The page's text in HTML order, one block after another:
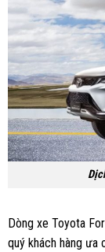
Dòng xe Toyota
quý khách hàng ưa